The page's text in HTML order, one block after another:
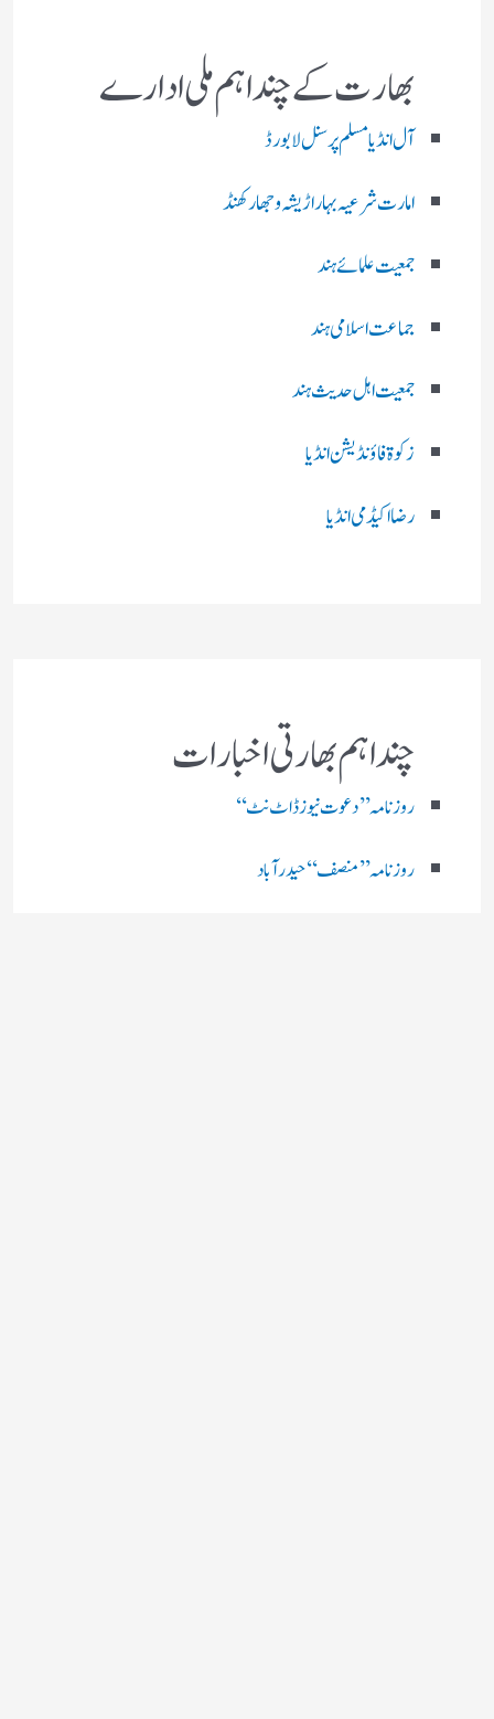
بھارت کے چند اہم ملی ادارے
آل انڈیا مسلم پرسنل لا بورڈ
امارت شرعیہ بہار اڑیشہ و جھارکھنڈ
جمعیت علمائے ہند
جماعت اسلامی ہند
جمعیت اہل حدیث ہند
زکوۃ فاؤنڈیشن انڈیا
رضا اکیڈمی انڈیا
چند اہم بھارتی اخبارات
روز نامہ ’’ دعوت نیوز ڈاٹ نٹ‘‘
روزنامہ ’’ منصف‘‘ حیدر آباد